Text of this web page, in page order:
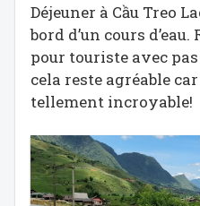
Déjeuner à Cầu Treo
bord d’un cours
pour touriste avec
cela reste agréable
tellement incroyable!